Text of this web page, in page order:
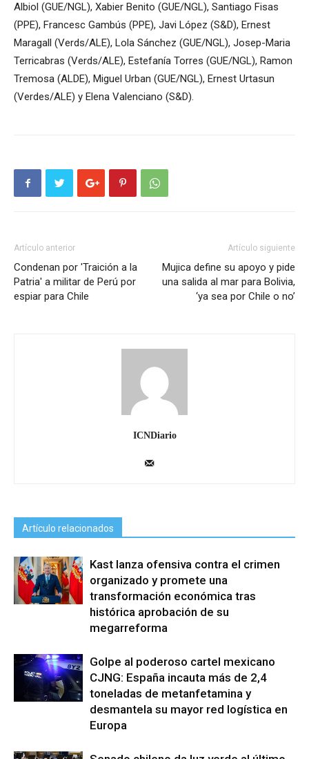
Albiol (GUE/NGL), Xabier Benito (GUE/NGL), Santiago Fisas
(PPE), Francesc Gambús (PPE), Javi López (S&D), Ernest
Maragall (Verds/ALE), Lola Sánchez (GUE/NGL), Josep-Maria
Terricabras (Verds/ALE), Estefanía Torres (GUE/NGL), Ramon
Tremosa (ALDE), Miguel Urban (GUE/NGL), Ernest Urtasun
(Verdes/ALE) y Elena Valenciano (S&D).
Artículo anterior
Condenan por 'Traición a la
Patria' a militar de Perú por
espiar para Chile
Artículo siguiente
Mujica define su apoyo y pide
una salida al mar para Bolivia,
‘ya sea por Chile o no’
ICNDiario
Artículo relacionados
Kast lanza ofensiva contra el crimen
organizado y promete una
transformación económica tras
histórica aprobación de su
megarreforma
Golpe al poderoso cartel mexicano
CJNG: España incauta más de 2,4
toneladas de metanfetamina y
desmantela su mayor red logística en
Europa